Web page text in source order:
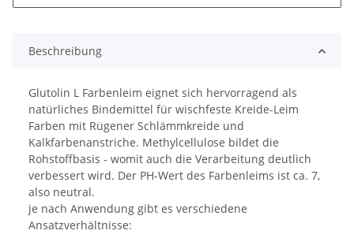
Beschreibung
Glutolin L Farbenleim eignet sich hervorragend als
natürliches Bindemittel für wischfeste Kreide-Leim
Farben mit Rügener Schlämmkreide und
Kalkfarbenanstriche. Methylcellulose bildet die
Rohstoffbasis - womit auch die Verarbeitung deutlich
verbessert wird. Der PH-Wert des Farbenleims ist ca. 7,
also neutral.
je nach Anwendung gibt es verschiedene
Ansatzverhältnisse: